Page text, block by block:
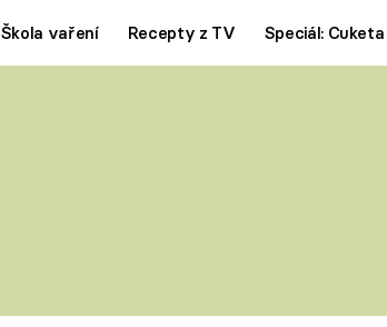
Škola vaření Recepty z TV Speciál: Cuketa